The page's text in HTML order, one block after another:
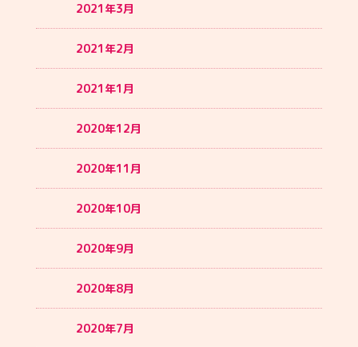
2021年3月
2021年2月
2021年1月
2020年12月
2020年11月
2020年10月
2020年9月
2020年8月
2020年7月